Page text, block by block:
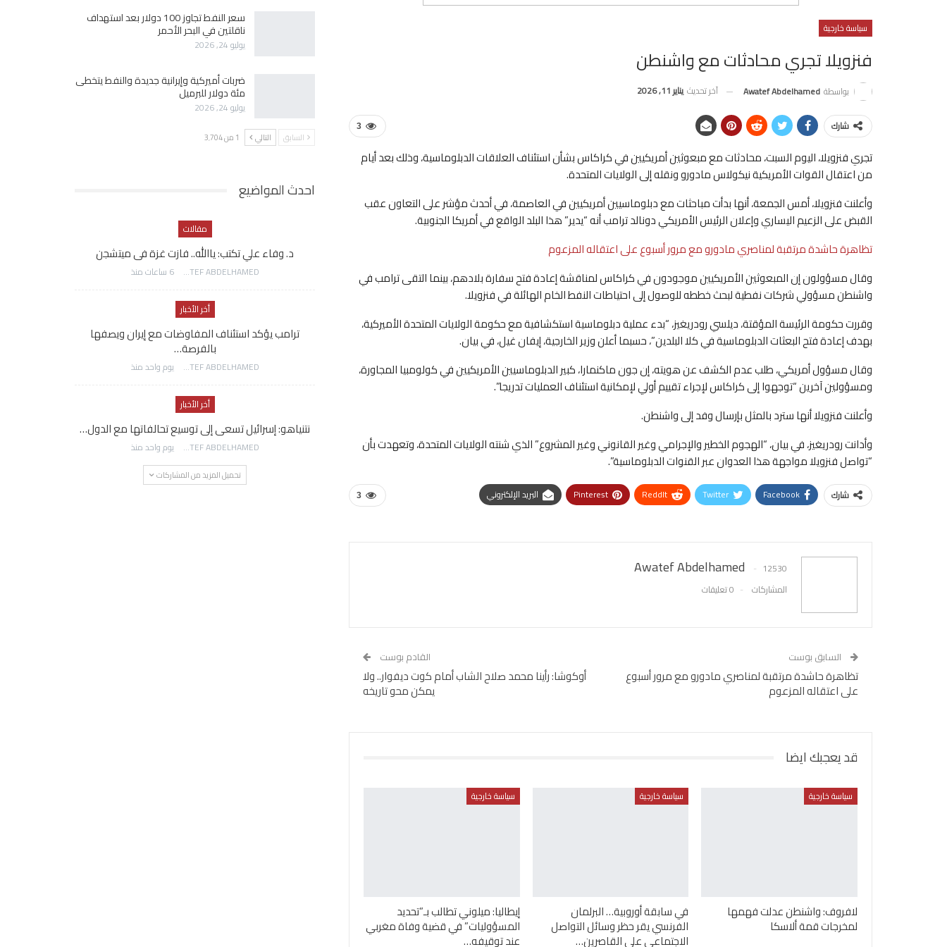
سياسة خارجية
فنزويلا تجري محادثات مع واشنطن
بواسطة Awatef Abdelhamed آخر تحديث يناير 11, 2026
3 شارك
تجري فنزويلا، اليوم السبت، محادثات مع مبعوثين أمريكيين في كراكاس بشأن استئناف العلاقات الدبلوماسية، وذلك بعد أيام
من اعتقال القوات الأمريكية نيكولاس مادورو ونقله إلى الولايات المتحدة.
وأعلنت فنزويلا، أمس الجمعة، أنها بدأت مباحثات مع دبلوماسيين أمريكيين في العاصمة، في أحدث مؤشر على التعاون عقب
القبض على الزعيم اليساري وإعلان الرئيس الأمريكي دونالد ترامب أنه “يدير” هذا البلد الواقع في أمريكا الجنوبية.
تظاهرة حاشدة مرتقبة لمناصري مادورو مع مرور أسبوع على اعتقاله المزعوم
وقال مسؤولون إن المبعوثين الأمريكيين موجودون في كراكاس لمناقشة إعادة فتح سفارة بلادهم، بينما التقى ترامب في
واشنطن مسؤولي شركات نفطية لبحث خططه للوصول إلى احتياطات النفط الخام الهائلة في فنزويلا.
وقررت حكومة الرئيسة المؤقتة، ديلسي رودريغيز، “بدء عملية دبلوماسية استكشافية مع حكومة الولايات المتحدة الأميركية،
بهدف إعادة فتح البعثات الدبلوماسية في كلا البلدين”، حسبما أعلن وزير الخارجية، إيفان غيل، في بيان.
وقال مسؤول أمريكي، طلب عدم الكشف عن هويته، إن جون ماكنمارا، كبير الدبلوماسيين الأمريكيين في كولومبيا المجاورة،
ومسؤولين آخرين “توجهوا إلى كراكاس لإجراء تقييم أولي لإمكانية استئناف العمليات تدريجا”.
وأعلنت فنزويلا أنها سترد بالمثل بإرسال وفد إلى واشنطن.
وأدانت رودريغيز، في بيان، “الهجوم الخطير والإجرامي وغير القانوني وغير المشروع” الذي شنته الولايات المتحدة، وتعهدت بأن
“تواصل فنزويلا مواجهة هذا العدوان عبر القنوات الدبلوماسية”.
3 شارك Facebook
Twitter
ReddIt
Pinterest البريد الإلكتروني
Awatef Abdelhamed
12530
المشاركات
0 تعليقات
السابق بوست
تظاهرة حاشدة مرتقبة لمناصري مادورو مع مرور أسبوع
على اعتقاله المزعوم
القادم بوست
أوكوشا: رأينا محمد صلاح الشاب أمام كوت ديفوار.. ولا
يمكن محو تاريخه
قد يعجبك ايضا
سياسة خارجية
لافروف: واشنطن عدلت فهمها
لمخرجات قمة ألاسكا
سياسة خارجية
في سابقة أوروبية… البرلمان
الفرنسي يقر حظر وسائل التواصل
الاجتماعي على القاصرين…
سياسة خارجية
إيطاليا: ميلوني تطالب بـ”تحديد
المسؤوليات” في قضية وفاة مغربي
عند توقيفه…
سعر النفط تجاوز 100 دولار بعد استهداف
ناقلتين في البحر الأحمر
يوليو 24, 2026
ضربات أميركية وإيرانية جديدة والنفط يتخطى
مئة دولار للبرميل
يوليو 24, 2026
السابق التالي 1 من 3٬704
احدث المواضيع
مقالات
د. وفاء علي تكتب: ياالله.. فازت غزة فى ميتشجن
AWATEF ABDELHAMED 6 ساعات منذ
أخر الأخبار
ترامب يؤكد استئناف المفاوضات مع إيران ويصفها
بالفرصة…
AWATEF ABDELHAMED يوم واحد منذ
أخر الأخبار
نتنياهو: إسرائيل تسعى إلى توسيع تحالفاتها مع الدول…
AWATEF ABDELHAMED يوم واحد منذ
تحميل المزيد من المشاركات